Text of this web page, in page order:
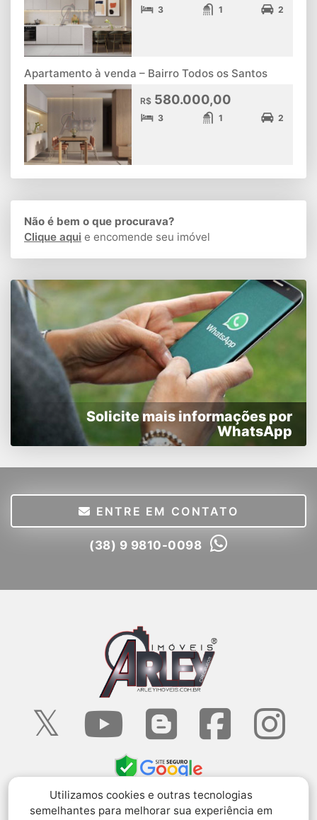
Utilizamos cookies e outras tecnologias
semelhantes para melhorar sua experiência em
3 1 2
Apartamento à venda – Bairro Todos os Santos
R$ 580.000,00
3 1 2
Não é bem o que procurava?
Clique aqui e encomende seu imóvel
Solicite mais informações por
WhatsApp
ENTRE EM CONTATO
(38) 9 9810-0098